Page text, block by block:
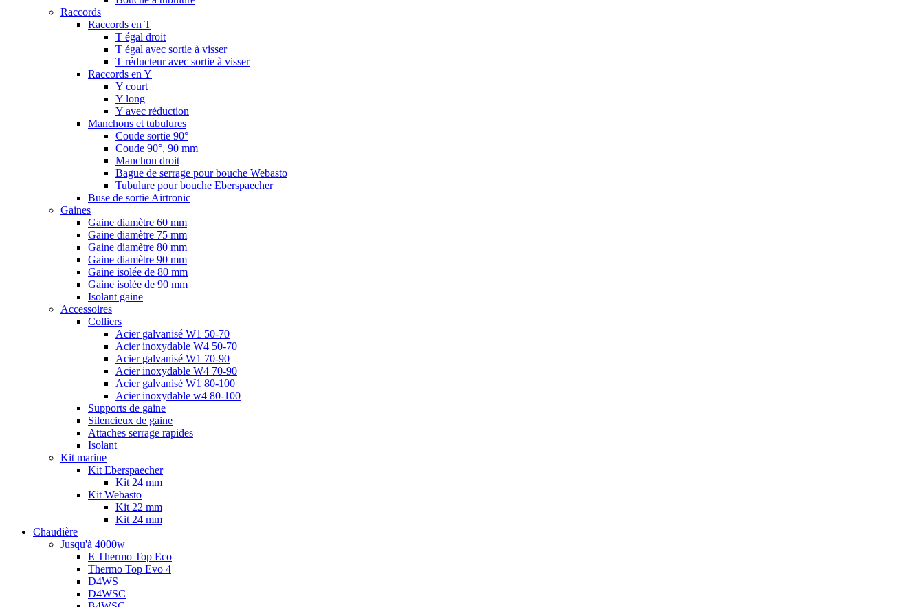
Raccords
Raccords en T
T égal droit
T égal avec sortie à visser
T réducteur avec sortie à visser
Raccords en Y
Y court
Y long
Y avec réduction
Manchons et tubulures
Coude sortie 90°
Coude 90°, 90 mm
Manchon droit
Bague de serrage pour bouche Webasto
Tubulure pour bouche Eberspaecher
Buse de sortie Airtronic
Gaines
Gaine diamètre 60 mm
Gaine diamètre 75 mm
Gaine diamètre 80 mm
Gaine diamètre 90 mm
Gaine isolée de 80 mm
Gaine isolée de 90 mm
Isolant gaine
Accessoires
Colliers
Acier galvanisé W1 50-70
Acier inoxydable W4 50-70
Acier galvanisé W1 70-90
Acier inoxydable W4 70-90
Acier galvanisé W1 80-100
Acier inoxydable w4 80-100
Supports de gaine
Silencieux de gaine
Attaches serrage rapides
Isolant
Kit marine
Kit Eberspaecher
Kit 24 mm
Kit Webasto
Kit 22 mm
Kit 24 mm
Chaudière
Jusqu'à 4000w
E Thermo Top Eco
Thermo Top Evo 4
D4WS
D4WSC